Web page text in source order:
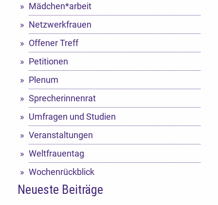
Mädchen*arbeit
Netzwerkfrauen
Offener Treff
Petitionen
Plenum
Sprecherinnenrat
Umfragen und Studien
Veranstaltungen
Weltfrauentag
Wochenrückblick
Neueste Beiträge